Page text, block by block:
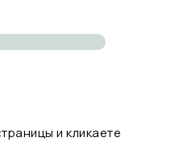
и кликаете